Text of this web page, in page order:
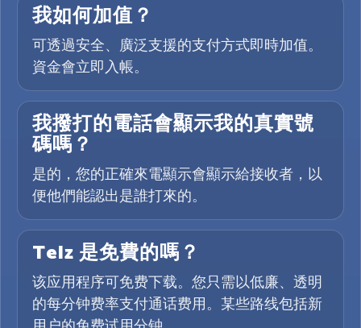
我如何加值？
可透過安全、廣泛支援的支付方式即時加值。
資金會立即入帳。
我撥打的電話會顯示我的真實號
碼嗎？
是的，您的正確來電顯示會顯示給接收者，以
便他們能認出是誰打來的。
Telz 是免費的嗎？
该应用程序可免费下载。您只需以低廉、透明
的每分钟费率支付通话费用。某些路线包括新